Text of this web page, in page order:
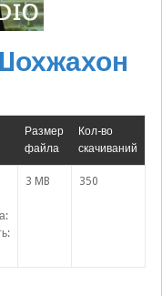
Размер
файла
Кол-во
скачиваний
3 MB 350